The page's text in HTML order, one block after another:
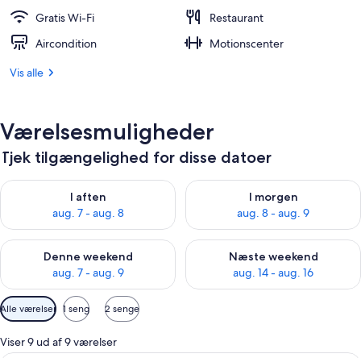
Gratis Wi-Fi
Restaurant
Aircondition
Motionscenter
Vis alle
Værelsesmuligheder
Tjek tilgængelighed for disse datoer
I aften
aug. 7 - aug. 8
Tjek tilgængelighed for i aften aug. 7 - aug. 8
I morgen
aug. 8 - aug. 9
Tjek tilgængelighed for i
Denne weekend
aug. 7 - aug. 9
Tjek tilgængelighed for denne weekend aug. 7 - aug. 9
Næste weekend
aug. 14 - aug. 16
Tjek tilgængelighed for næste
Tilgængelige
filtre
for
værelser
Alle værelser 1 seng 2 senge
Viser 9 ud af 9 værelser